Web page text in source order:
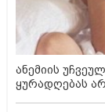
ანემიის
ყურადღებას არ